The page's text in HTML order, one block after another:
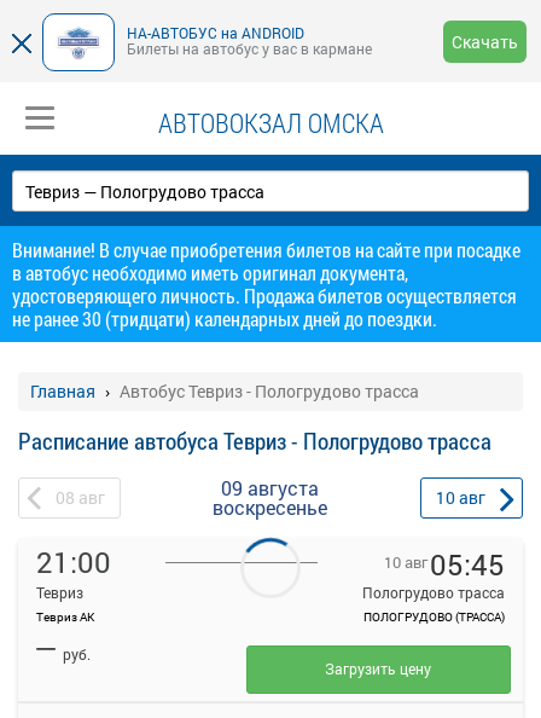
НА-АВТОБУС на ANDROID
Билеты на автобус у вас в кармане
Скачать
АВТОВОКЗАЛ ОМСКА
Внимание! В случае приобретения билетов на сайте при посадке
в автобус необходимо иметь оригинал документа,
удостоверяющего личность. Продажа билетов осуществляется
не ранее 30 (тридцати) календарных дней до поездки.
Главная Автобус Тевриз - Пологрудово трасса
Расписание автобуса Тевриз - Пологрудово трасса
08 авг 09 августа
воскресенье 10авг
21:00
Тевриз
Тевриз АК
10 авг05:45
Пологрудово трасса
ПОЛОГРУДОВО (ТРАССА)
— руб.
Загрузить цену